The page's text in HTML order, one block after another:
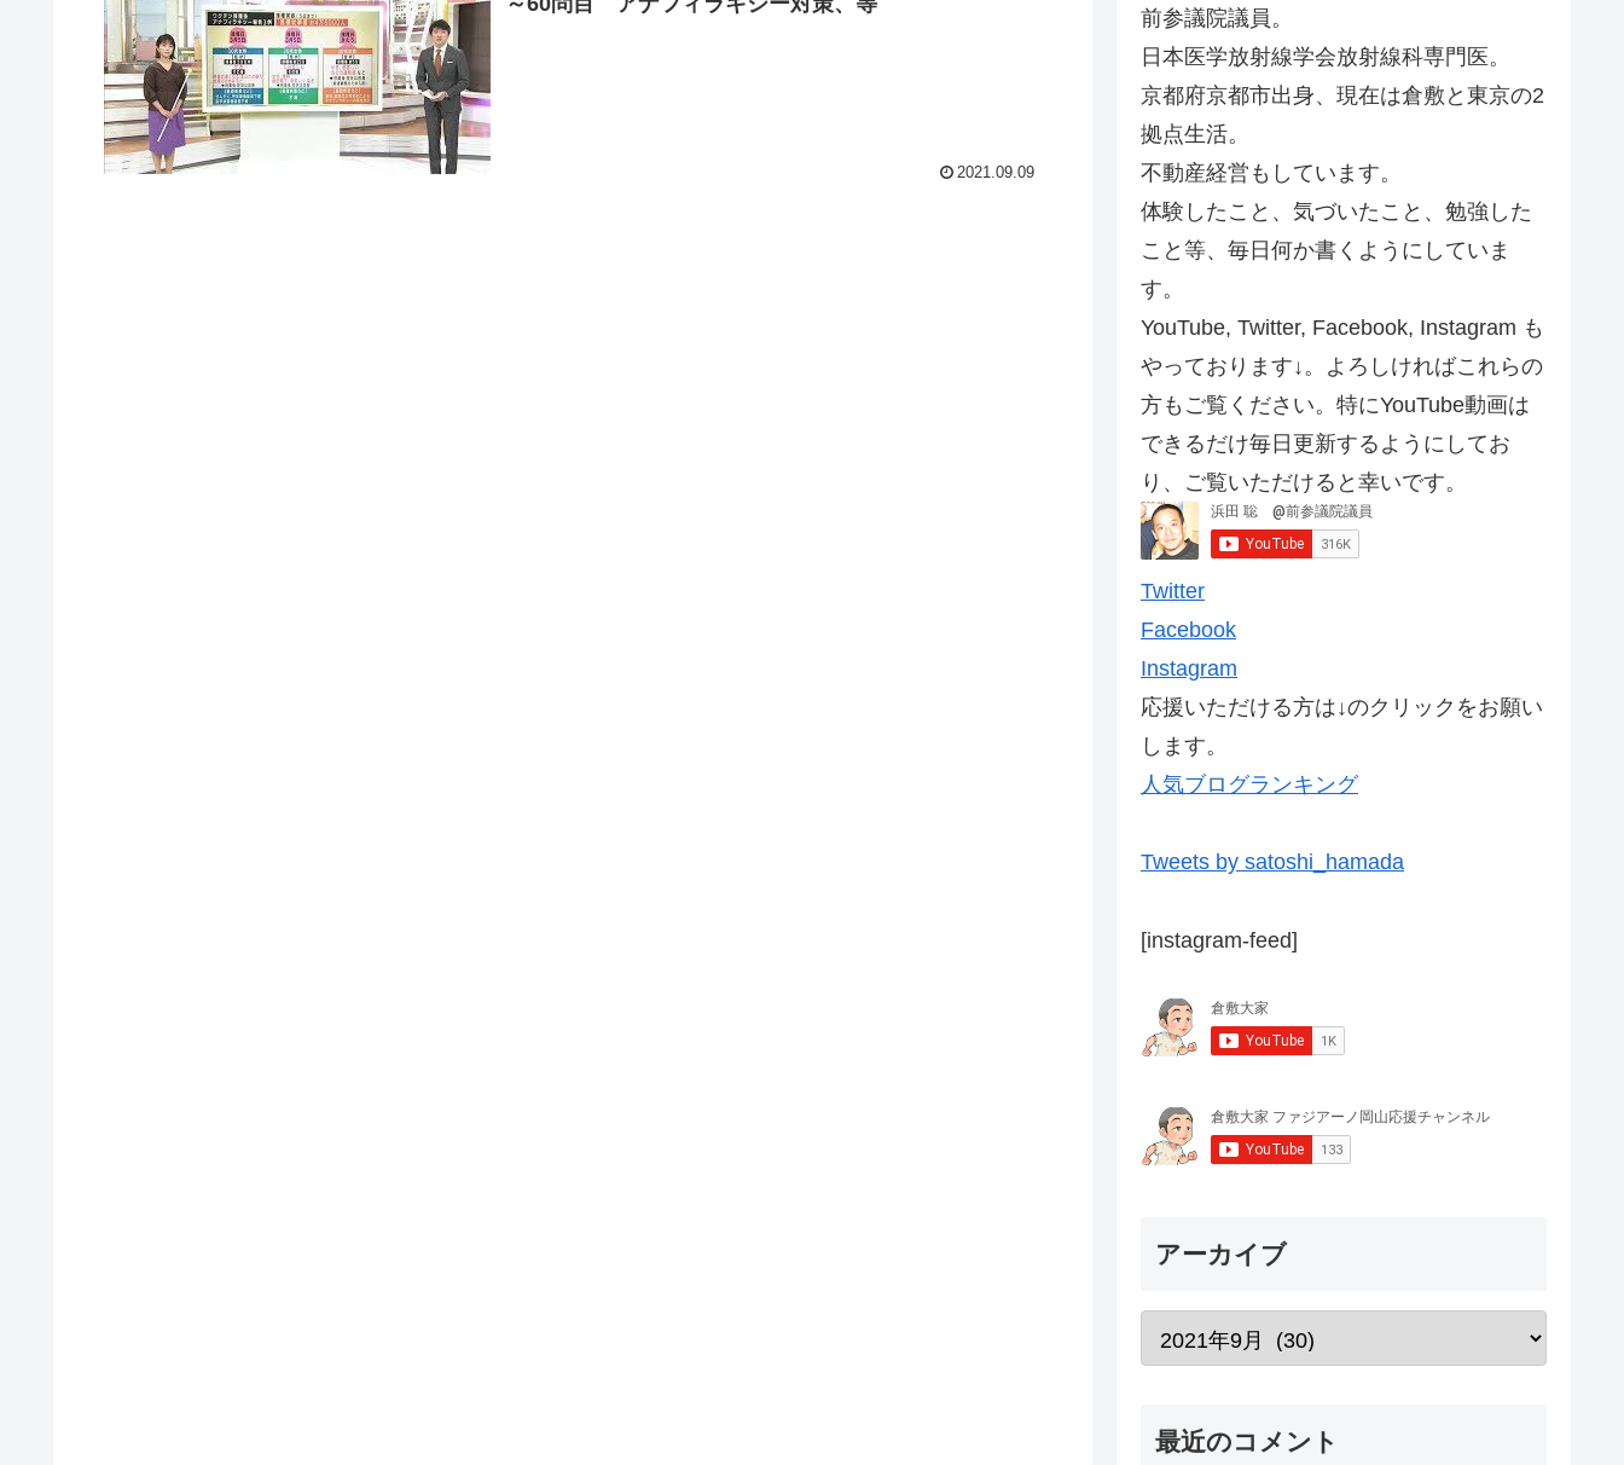
2021.09.09
前参議院議員。
日本医学放射線学会放射線科専門医。
京都府京都市出身、現在は倉敷と東京の2
拠点生活。
不動産経営もしています。
体験したこと、気づいたこと、勉強した
こと等、毎日何か書くようにしていま
す。
YouTube, Twitter, Facebook, Instagram も
やっております↓。よろしければこれらの
方もご覧ください。特にYouTube動画は
できるだけ毎日更新するようにしてお
り、ご覧いただけると幸いです。
Twitter
Facebook
Instagram
応援いただける方は↓のクリックをお願い
します。
人気ブログランキング
Tweets by satoshi_hamada
[instagram-feed]
アーカイブ
最近のコメント